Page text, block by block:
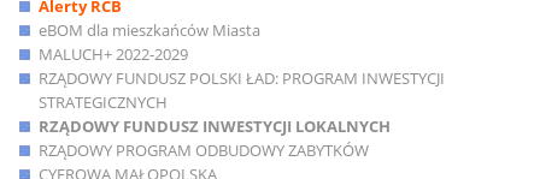
Alerty RCB
eBOM dla mieszkańców Miasta
MALUCH+ 2022-2029
RZĄDOWY FUNDUSZ POLSKI ŁAD: PROGRAM INWESTYCJI
STRATEGICZNYCH
RZĄDOWY FUNDUSZ INWESTYCJI LOKALNYCH
RZĄDOWY PROGRAM ODBUDOWY ZABYTKÓW
CYFROWA MAŁOPOLSKA